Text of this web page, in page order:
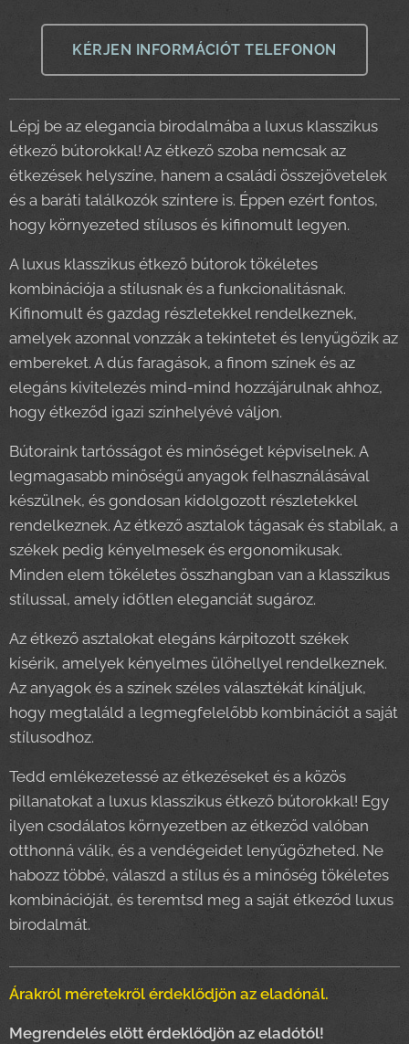
KÉRJEN INFORMÁCIÓT TELEFONON
Lépj be az elegancia birodalmába a luxus klasszikus
étkező bútorokkal! Az étkező szoba nemcsak az
étkezések helyszíne, hanem a családi összejövetelek
és a baráti találkozók színtere is. Éppen ezért fontos,
hogy környezeted stílusos és kifinomult legyen.
A luxus klasszikus étkező bútorok tökéletes
kombinációja a stílusnak és a funkcionalitásnak.
Kifinomult és gazdag részletekkel rendelkeznek,
amelyek azonnal vonzzák a tekintetet és lenyűgözik az
embereket. A dús faragások, a finom színek és az
elegáns kivitelezés mind-mind hozzájárulnak ahhoz,
hogy étkeződ igazi színhelyévé váljon.
Bútoraink tartósságot és minőséget képviselnek. A
legmagasabb minőségű anyagok felhasználásával
készülnek, és gondosan kidolgozott részletekkel
rendelkeznek. Az étkező asztalok tágasak és stabilak, a
székek pedig kényelmesek és ergonomikusak.
Minden elem tökéletes összhangban van a klasszikus
stílussal, amely időtlen eleganciát sugároz.
Az étkező asztalokat elegáns kárpitozott székek
kísérik, amelyek kényelmes ülőhellyel rendelkeznek.
Az anyagok és a színek széles választékát kínáljuk,
hogy megtaláld a legmegfelelőbb kombinációt a saját
stílusodhoz.
Tedd emlékezetessé az étkezéseket és a közös
pillanatokat a luxus klasszikus étkező bútorokkal! Egy
ilyen csodálatos környezetben az étkeződ valóban
otthonná válik, és a vendégeidet lenyűgözheted. Ne
habozz többé, válaszd a stílus és a minőség tökéletes
kombinációját, és teremtsd meg a saját étkeződ luxus
birodalmát.
Árakról méretekről érdeklődjön az eladónál.
Megrendelés elött érdeklődjön az eladótól!